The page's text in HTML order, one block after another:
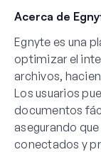
Acerca de
Egnyte es una
optimizar el
archivos,
Los usuarios
documentos
asegurando
conectados y